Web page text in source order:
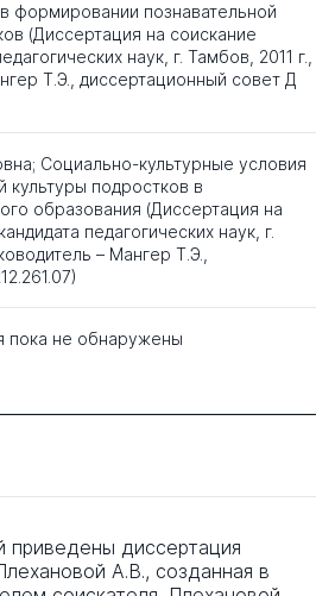
формировании познавательной
(Диссертация на соискание
наук, г. Тамбов, 2011 г.,
Т.Э., диссертационный совет Д
Социально-культурные условия
подростков в
образования (Диссертация на
педагогических наук, г.
– Мангер Т.Э.,
пока не обнаружены
приведены диссертация
А.В., созданная в